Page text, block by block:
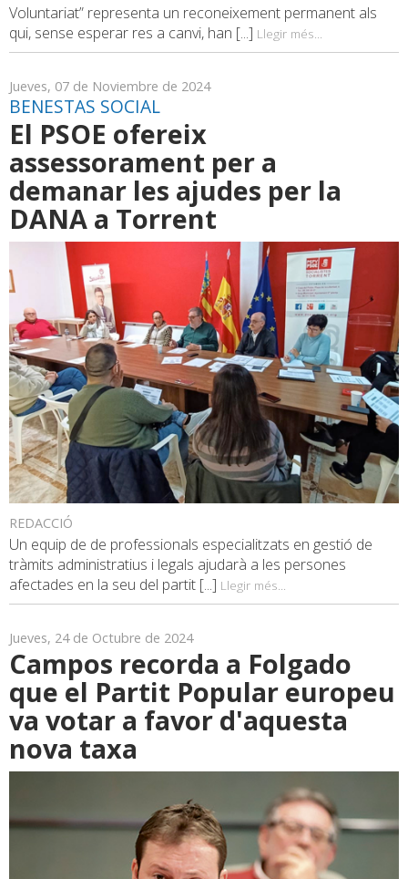
Voluntariat” representa un reconeixement permanent als
qui, sense esperar res a canvi, han [...] Llegir més...
Jueves, 07 de Noviembre de 2024
BENESTAS SOCIAL
El PSOE ofereix
assessorament per a
demanar les ajudes per la
DANA a Torrent
REDACCIÓ
Un equip de de professionals especialitzats en gestió de
tràmits administratius i legals ajudarà a les persones
afectades en la seu del partit [...] Llegir més...
Jueves, 24 de Octubre de 2024
Campos recorda a Folgado
que el Partit Popular europeu
va votar a favor d'aquesta
nova taxa